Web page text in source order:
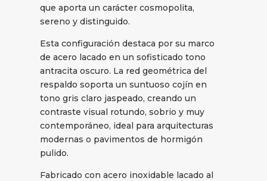
que aporta un carácter cosmopolita,
sereno y distinguido.
Esta configuración destaca por su marco
de acero lacado en un sofisticado tono
antracita oscuro. La red geométrica del
respaldo soporta un suntuoso cojín en
tono gris claro jaspeado, creando un
contraste visual rotundo, sobrio y muy
contemporáneo, ideal para arquitecturas
modernas o pavimentos de hormigón
pulido.
Fabricado con acero inoxidable lacado al